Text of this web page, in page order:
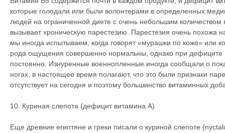
которые голодали или были волонтерами в определенных
людей на ограниченной диете с очень небольшим
вызывает хроническую парестезию. Парестезия очень похожа
мы иногда испытываем, когда говорят «мурашки по коже» или
рода ощущения совершенно нормальны, однако при дефиците
постоянно. Изнуренные военнопленные иногда сообщали о
ногах, в настоящее время полагают, что это были признаки
отсутствует на сегодня и поэтому большинство витаминных
10. Куриная слепота (дефицит витамина А)
Еще древние египтяне и греки писали о куриной слепоте